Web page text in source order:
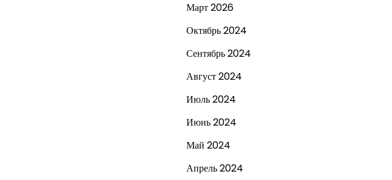
Март 2026
Октябрь 2024
Сентябрь 2024
Август 2024
Июль 2024
Июнь 2024
Май 2024
Апрель 2024